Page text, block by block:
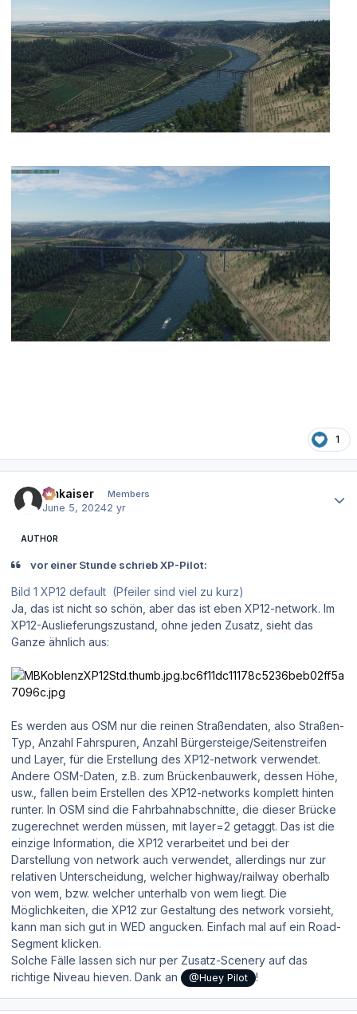
1
hmkaiser Members
June 5, 20242 yr
AUTHOR
vor einer Stunde schrieb XP-Pilot:
Bild 1 XP12 default (Pfeiler sind viel zu kurz)
Ja, das ist nicht so schön, aber das ist eben XP12-network. Im
XP12-Auslieferungszustand, ohne jeden Zusatz, sieht das
Ganze ähnlich aus:
Es werden aus OSM nur die reinen Straßendaten, also Straßen-
Typ, Anzahl Fahrspuren, Anzahl Bürgersteige/Seitenstreifen
und Layer, für die Erstellung des XP12-network verwendet.
Andere OSM-Daten, z.B. zum Brückenbauwerk, dessen Höhe,
usw., fallen beim Erstellen des XP12-networks komplett hinten
runter. In OSM sind die Fahrbahnabschnitte, die dieser Brücke
zugerechnet werden müssen, mit layer=2 getaggt. Das ist die
einzige Information, die XP12 verarbeitet und bei der
Darstellung von network auch verwendet, allerdings nur zur
relativen Unterscheidung, welcher highway/railway oberhalb
von wem, bzw. welcher unterhalb von wem liegt. Die
Möglichkeiten, die XP12 zur Gestaltung des network vorsieht,
kann man sich gut in WED angucken. Einfach mal auf ein Road-
Segment klicken.
Solche Fälle lassen sich nur per Zusatz-Scenery auf das
richtige Niveau hieven. Dank an
@Huey Pilot !